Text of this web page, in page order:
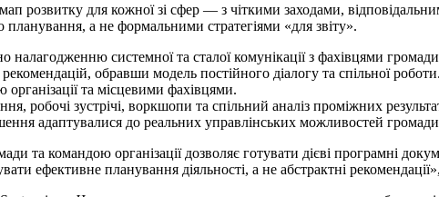
розвитку для кожної зі сфер — з чіткими заходами,
а не формальними стратегіями «для звіту».
системної та сталої комунікації з фахівцями
обравши модель постійного діалогу та спільної
та місцевими фахівцями.
робочі зустрічі, воркшопи та спільний аналіз проміжних
адаптувалися до реальних управлінських можливостей
та командою організації дозволяє готувати дієві програмні
ефективне планування діяльності, а не абстрактні